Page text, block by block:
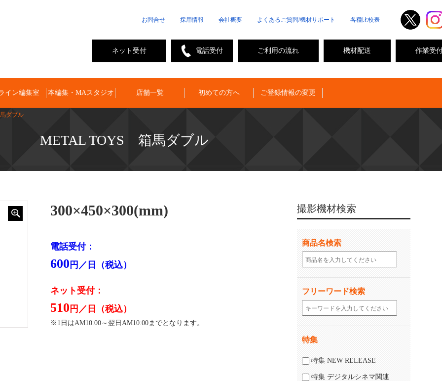
お問合せ 採用情報 会社概要 よくあるご質問/機材サポート 各種比較表
作業受
機材配送
ご利用の流れ
電話受付
ネット受付
イン編集室 本編集・MAスタジオ 店舗一覧 初めての方へ ご登録情報の変更
ダブル
METAL TOYS 箱馬ダブル
300×450×300(mm)
電話受付：
600 円／日（税込）
ネット受付：
510 円／日（税込）
※1日はAM10:00～翌日AM10:00までとなります。
撮影機材検索
商品名検索
フリーワード検索
特集
特集 NEW RELEASE
特集 デジタルシネマ関連